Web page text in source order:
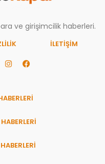
ve girişimcilik haberleri.
İLETİŞİM